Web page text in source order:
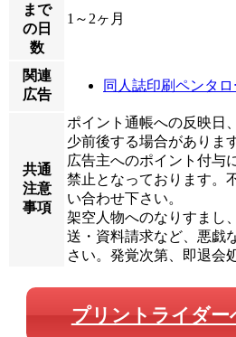
まで
の日
数
1～2ヶ月
関連
広告
同人誌印刷ペンタロ
共通
注意
事項
ポイント通帳への反映日
少前後する場合がありま
広告主へのポイント付与
禁止となっております。
い合わせ下さい。
架空人物へのなりすまし
送・資料請求など、悪戯
さい。発覚次第、即退会
プリントライダー